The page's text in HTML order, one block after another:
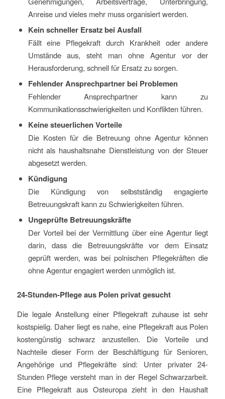
Anreise und vieles mehr muss organisiert werden.
Kein schneller Ersatz bei Ausfall
Fällt eine Pflegekraft durch Krankheit oder andere
Umstände aus, steht man ohne Agentur vor der
Herausforderung, schnell für Ersatz zu sorgen.
Fehlender Ansprechpartner bei Problemen
Fehlender Ansprechpartner kann zu
Kommunikationsschwierigkeiten und Konflikten führen.
Keine steuerlichen Vorteile
Die Kosten für die Betreuung ohne Agentur können
nicht als haushaltsnahe Dienstleistung von der Steuer
abgesetzt werden.
Kündigung
Die Kündigung von selbstständig engagierte
Betreuungskraft kann zu Schwierigkeiten führen.
Ungeprüfte Betreuungskräfte
Der Vorteil bei der Vermittlung über eine Agentur liegt
darin, dass die Betreuungskräfte vor dem Einsatz
geprüft werden, was bei polnischen Pflegekräften die
ohne Agentur engagiert werden unmöglich ist.
24-Stunden-Pflege aus Polen privat gesucht
Die legale Anstellung einer Pflegekraft zuhause ist sehr
kostspielig. Daher liegt es nahe, eine Pflegekraft aus Polen
kostengünstig schwarz anzustellen. Die Vorteile und
Nachteile dieser Form der Beschäftigung für Senioren,
Angehörige und Pflegekräfte sind: Unter privater 24-
Stunden Pflege versteht man in der Regel Schwarzarbeit.
Eine Pflegekraft aus Osteuropa zieht in den Haushalt